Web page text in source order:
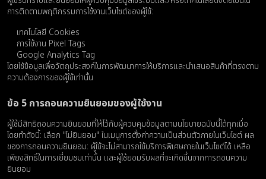
การติดตามพฤติกรรมการใช้งานเว็บไซต์ของผู้ใช้:
เทคโนโลยี Cookies
การใช้งาน Pixel Tags
Google Analytics Tag
โดยใช้ข้อมูลเพื่อวัตถุประสงค์ในการพัฒนาการให้บริการและนำเสนอสินค้าที่ตรงตาม
ความต้องการของผู้ใช้เท่านั้น
ข้อ 5 การถอนความยินยอมของผู้ใช้งาน
ผู้ใช้มีสิทธิถอนความยินยอมที่ให้ไว้กับผู้ควบคุมข้อมูลตามนโยบายฉบับนี้ได้ทุกเมื่อ
โดยทำดังนี้: เลือก "ไม่ยินยอม" ในเมนูการตั้งค่าความเป็นส่วนตัวภายในเว็บไซต์ ผล
ของการถอนความยินยอม: ผู้ใช้จะไม่สามารถใช้บริการพิเศษภายในเว็บไซต์ได้ เหลือ
เพียงสิทธิ์ในการเยี่ยมชมเท่านั้น และผู้ใช้ยอมรับผลที่จะเกิดขึ้นจากการถอนความ
ยินยอม